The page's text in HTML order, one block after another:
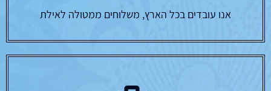
אנו עובדים בכל הארץ, משלוחים ממטולה לאילת